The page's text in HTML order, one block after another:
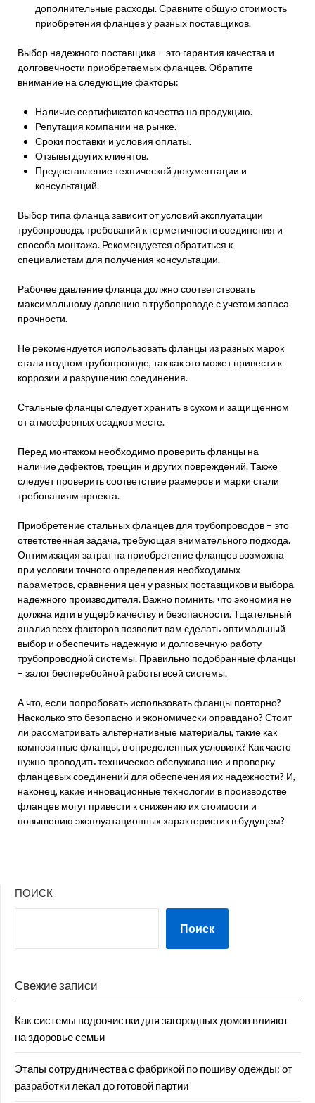
дополнительные расходы. Сравните общую стоимость
приобретения фланцев у разных поставщиков.
Выбор надежного поставщика – это гарантия качества и
долговечности приобретаемых фланцев. Обратите
внимание на следующие факторы:
Наличие сертификатов качества на продукцию.
Репутация компании на рынке.
Сроки поставки и условия оплаты.
Отзывы других клиентов.
Предоставление технической документации и
консультаций.
Выбор типа фланца зависит от условий эксплуатации
трубопровода, требований к герметичности соединения и
способа монтажа. Рекомендуется обратиться к
специалистам для получения консультации.
Рабочее давление фланца должно соответствовать
максимальному давлению в трубопроводе с учетом запаса
прочности.
Не рекомендуется использовать фланцы из разных марок
стали в одном трубопроводе, так как это может привести к
коррозии и разрушению соединения.
Стальные фланцы следует хранить в сухом и защищенном
от атмосферных осадков месте.
Перед монтажом необходимо проверить фланцы на
наличие дефектов, трещин и других повреждений. Также
следует проверить соответствие размеров и марки стали
требованиям проекта.
Приобретение стальных фланцев для трубопроводов – это
ответственная задача, требующая внимательного подхода.
Оптимизация затрат на приобретение фланцев возможна
при условии точного определения необходимых
параметров, сравнения цен у разных поставщиков и выбора
надежного производителя. Важно помнить, что экономия не
должна идти в ущерб качеству и безопасности. Тщательный
анализ всех факторов позволит вам сделать оптимальный
выбор и обеспечить надежную и долговечную работу
трубопроводной системы. Правильно подобранные фланцы
– залог бесперебойной работы всей системы.
А что, если попробовать использовать фланцы повторно?
Насколько это безопасно и экономически оправдано? Стоит
ли рассматривать альтернативные материалы, такие как
композитные фланцы, в определенных условиях? Как часто
нужно проводить техническое обслуживание и проверку
фланцевых соединений для обеспечения их надежности? И,
наконец, какие инновационные технологии в производстве
фланцев могут привести к снижению их стоимости и
повышению эксплуатационных характеристик в будущем?
ПОИСК
Поиск
Свежие записи
Как системы водоочистки для загородных домов влияют
на здоровье семьи
Этапы сотрудничества с фабрикой по пошиву одежды: от
разработки лекал до готовой партии